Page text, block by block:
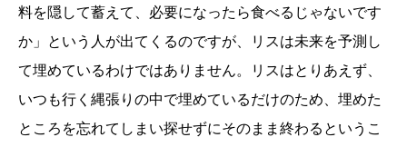
料を隠して蓄えて、必要になったら食べるじゃないです
か」という人が出てくるのですが、リスは未来を予測し
て埋めているわけではありません。リスはとりあえず、
いつも行く縄張りの中で埋めているだけのため、埋めた
ところを忘れてしまい探せずにそのまま終わるというこ